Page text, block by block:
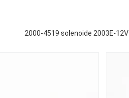
2000-4519 solenoide 2003E-